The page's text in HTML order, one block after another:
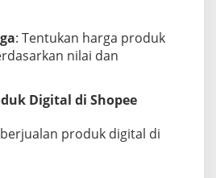
: Tentukan harga produk
nilai dan
Digital di Shopee
produk digital di